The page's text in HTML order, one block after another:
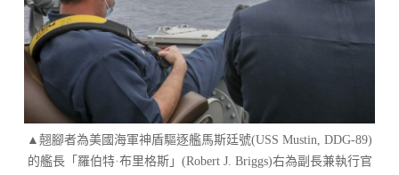
▲翹腳者為美國海軍神盾驅逐艦馬斯廷號(USS Mustin, DDG-89)
的艦長「羅伯特·布里格斯」(Robert J. Briggs)右為副長兼執行官